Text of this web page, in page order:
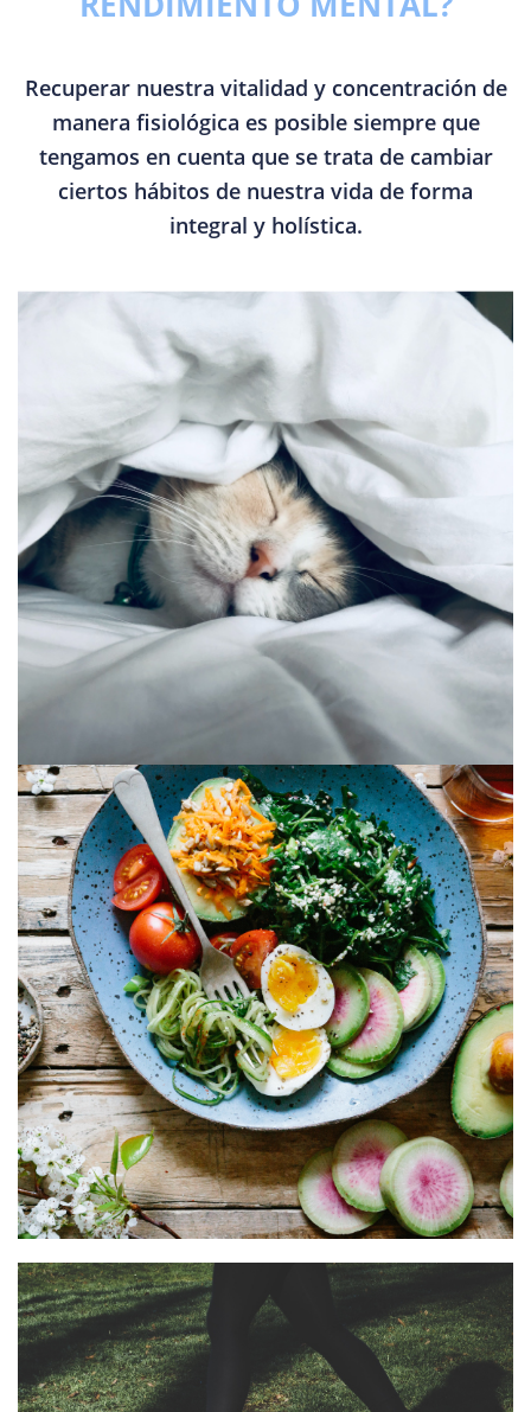
Recuperar nuestra vitalidad y concentración de
manera fisiológica es posible siempre que
tengamos en cuenta que se trata de cambiar
ciertos hábitos de nuestra vida de forma
integral y holística.